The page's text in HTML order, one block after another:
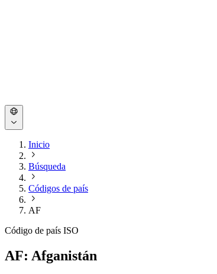
Inicio
Búsqueda
Códigos de país
AF
Código de país ISO
AF: Afganistán